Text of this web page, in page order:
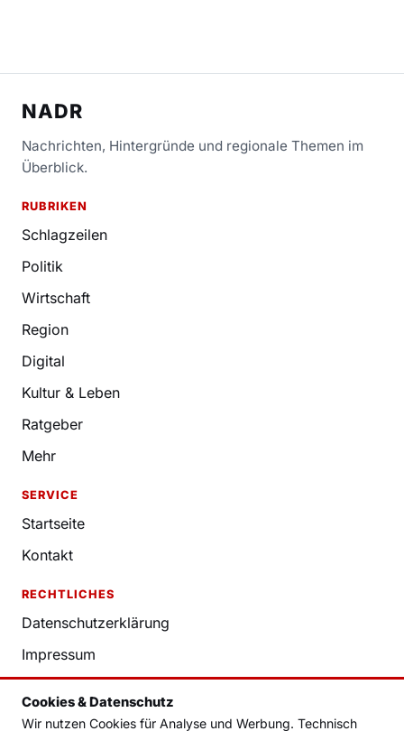
Cookies & Datenschutz
Wir nutzen Cookies für Analyse und Werbung. Technisch
NADR
Nachrichten, Hintergründe und regionale Themen im
Überblick.
RUBRIKEN
Schlagzeilen
Politik
Wirtschaft
Region
Digital
Kultur & Leben
Ratgeber
Mehr
SERVICE
Startseite
Kontakt
RECHTLICHES
Datenschutzerklärung
Impressum
Nutzungsbedingungen
Redaktion